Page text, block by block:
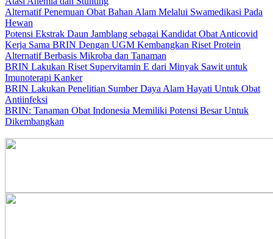
Alternatif Penemuan Obat Bahan Alam Melalui Swamedikasi Pada
Hewan
Potensi Ekstrak Daun Jamblang sebagai Kandidat Obat Anticovid
Kerja Sama BRIN Dengan UGM Kembangkan Riset Protein
Alternatif Berbasis Mikroba dan Tanaman
BRIN Lakukan Riset Supervitamin E dari Minyak Sawit untuk
Imunoterapi Kanker
BRIN Lakukan Penelitian Sumber Daya Alam Hayati Untuk Obat
Antiinfeksi
BRIN: Tanaman Obat Indonesia Memiliki Potensi Besar Untuk
Dikembangkan